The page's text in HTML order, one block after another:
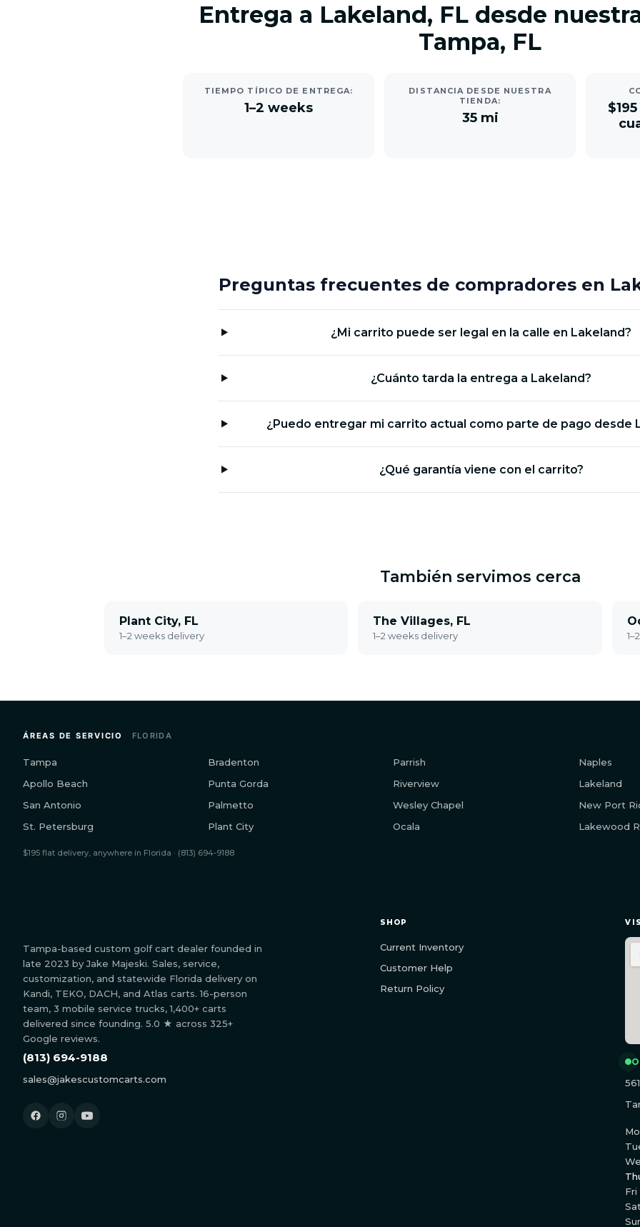
Entrega a Lakeland, FL desde
Tampa, FL
TIEMPO TÍPICO DE ENTREGA:
1–2 weeks
DISTANCIA DESDE NUESTRA
TIENDA:
35 mi
Preguntas frecuentes de compradores en
¿Mi carrito puede ser legal en la calle en Lakeland?
¿Cuánto tarda la entrega a Lakeland?
¿Puedo entregar mi carrito actual como parte de pago desde
¿Qué garantía viene con el carrito?
También servimos cerca
Plant City, FL
1–2 weeks delivery
The Villages, FL
1–2 weeks delivery
ÁREAS DE SERVICIO FLORIDA
Tampa Bradenton Parrish Naples
Apollo Beach
Punta Gorda Riverview Lakeland
San Antonio
Palmetto Wesley Chapel New Port
St. Petersburg
Plant City Ocala Lakewood
$195 flat delivery, anywhere in Florida · (813) 694-9188
Tampa-based custom golf cart dealer founded in
late 2023 by Jake Majeski. Sales, service,
customization, and statewide Florida delivery on
Kandi, TEKO, DACH, and Atlas carts. 16-person
team, 3 mobile service trucks, 1,400+ carts
delivered since founding. 5.0 ★ across 325+
Google reviews.
(813) 694-9188
sales@jakescustomcarts.com
SHOP
Current Inventory
Customer Help
Return Policy
Fri